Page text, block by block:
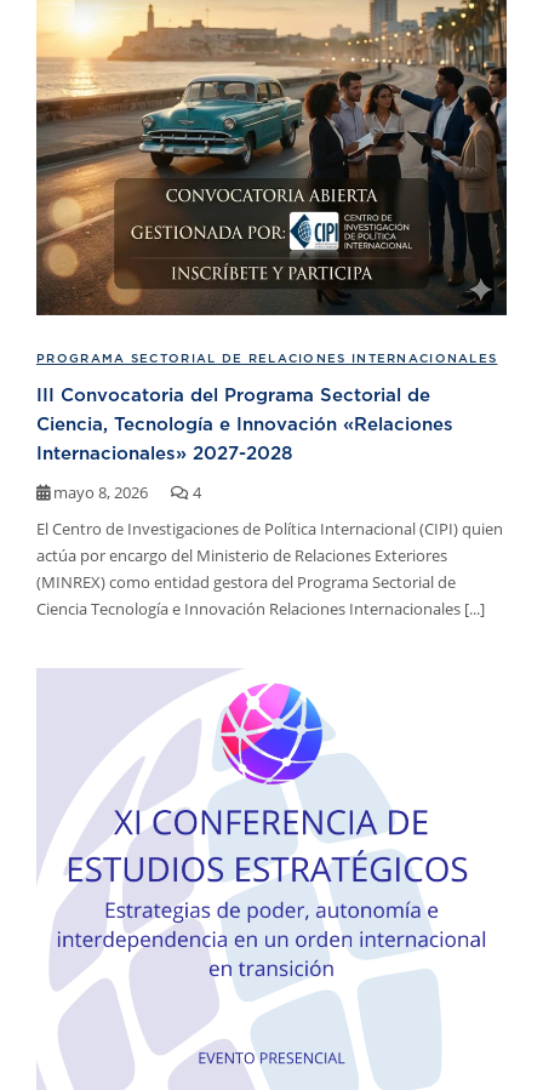
PROGRAMA SECTORIAL DE RELACIONES INTERNACIONALES
III Convocatoria del Programa Sectorial de
Ciencia, Tecnología e Innovación «Relaciones
Internacionales» 2027-2028
mayo 8, 2026
4
El Centro de Investigaciones de Política Internacional (CIPI) quien
actúa por encargo del Ministerio de Relaciones Exteriores
(MINREX) como entidad gestora del Programa Sectorial de
Ciencia Tecnología e Innovación Relaciones Internacionales [...]